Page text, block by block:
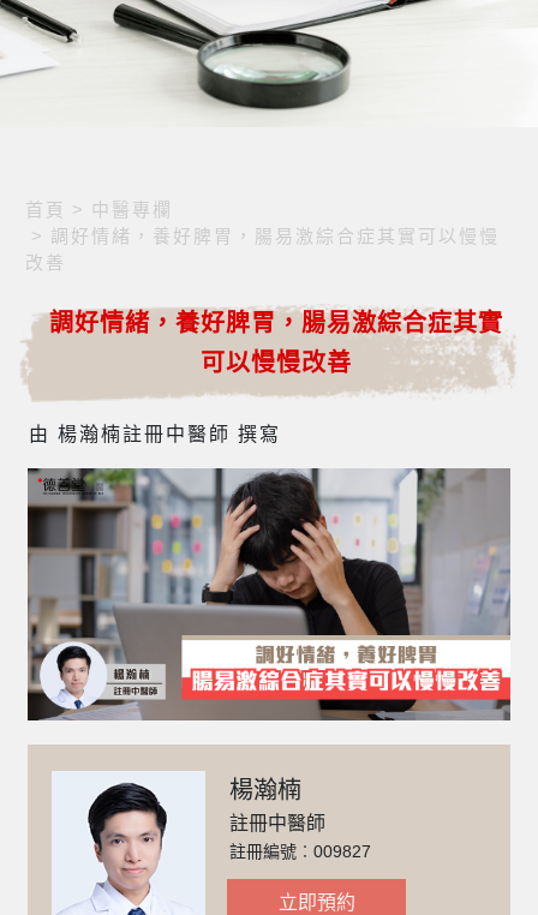
首頁 > 中醫專欄
> 調好情緒，養好脾胃，腸易激綜合症其實可以慢慢
改善
調好情緒，養好脾胃，腸易激綜合症其實
可以慢慢改善
由 楊瀚楠註冊中醫師 撰寫
楊瀚楠
註冊中醫師
註冊編號︰009827
立即預約